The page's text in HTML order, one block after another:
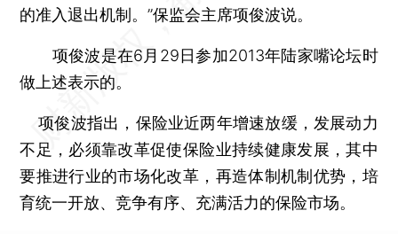
的准入退出机制。”保监会主席项俊波说。
项俊波是在6月29日参加2013年陆家嘴论坛时
做上述表示的。
项俊波指出，保险业近两年增速放缓，发展动力
不足，必须靠改革促使保险业持续健康发展，其中
要推进行业的市场化改革，再造体制机制优势，培
育统一开放、竞争有序、充满活力的保险市场。